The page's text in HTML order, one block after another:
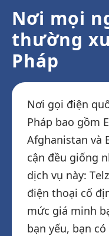
Nơi mọi
thường
Pháp
Nơi gọi điện
Pháp bao gồm
Afghanistan và
cận đều giống
dịch vụ này:
điện thoại cố
mức giá minh
bạn yếu, bạn